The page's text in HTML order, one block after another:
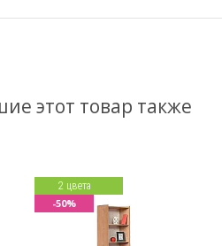
этот товар также
2 цвета
-50%